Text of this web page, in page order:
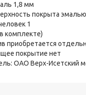
1,8 мм
покрыта эмалью
1
комплекте)
приобретается
покрытие нет
ОАО Верх-Исетский